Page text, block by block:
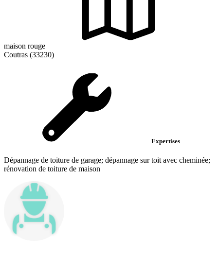
maison rouge
Coutras (33230)
Expertises
Dépannage de toiture de garage; dépannage sur toit avec cheminée;
rénovation de toiture de maison